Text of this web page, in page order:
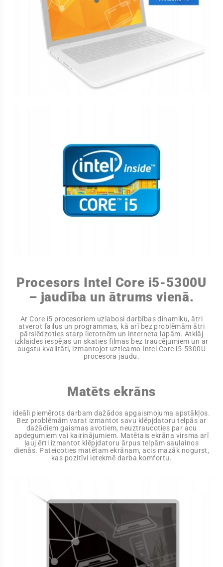
Procesors Intel Core i5-5300U
– jaudība un ātrums vienā.
Ar Core i5 procesoriem uzlabosi darbības dinamiku, ātri
atverot failus un programmas, kā arī bez problēmām ātri
pārslēdzoties starp lietotnēm un interneta lapām. Atklāj
izklaides iespējas un skaties filmas bez traucējumiem un ar
augstu kvalitāti, izmantojot uzticamo Intel Core i5-5300U
procesora jaudu.
Matēts ekrāns
ideāli piemērots darbam dažādos apgaismojuma apstākļos.
Bez problēmām varat izmantot savu klēpjdatoru telpās ar
dažādiem gaismas avotiem, neuztraucoties par acu
apdegumiem vai kairinājumiem. Matētais ekrāna virsma arī
ļauj ērti izmantot klēpjdatoru ārpus telpām saulainos
dienās. Pateicoties matētam ekrānam, acis mazāk nogurst,
kas pozitīvi ietekmē darba komfortu.